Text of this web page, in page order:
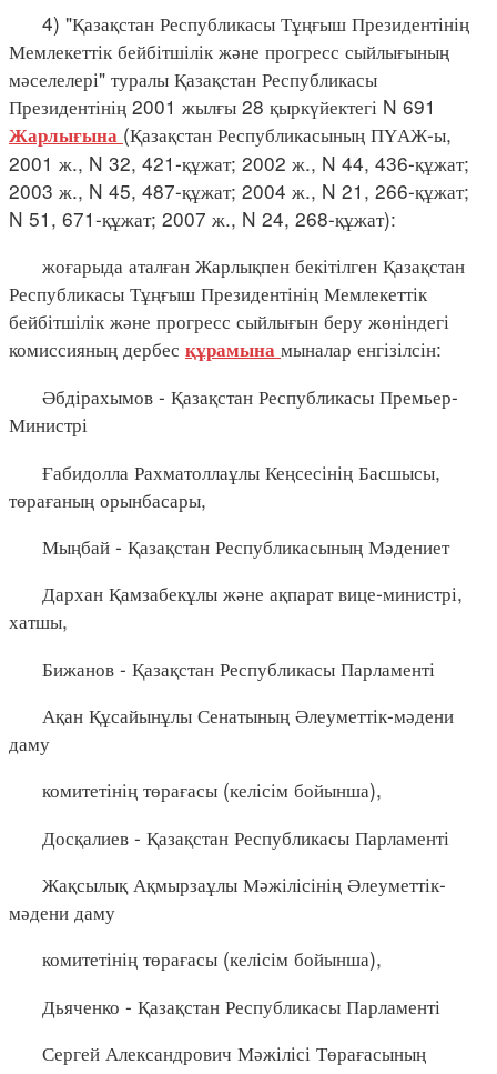
4) "Қазақстан Республикасы Тұңғыш Президентінің
Мемлекеттік бейбітшілік және прогресс сыйлығының
мәселелері" туралы Қазақстан Республикасы
Президентінің 2001 жылғы 28 қыркүйектегі N 691
Жарлығына (Қазақстан Республикасының ПҮАЖ-ы,
2001 ж., N 32, 421-құжат; 2002 ж., N 44, 436-құжат;
2003 ж., N 45, 487-құжат; 2004 ж., N 21, 266-құжат;
N 51, 671-құжат; 2007 ж., N 24, 268-құжат):
жоғарыда аталған Жарлықпен бекітілген Қазақстан
Республикасы Тұңғыш Президентінің Мемлекеттік
бейбітшілік және прогресс сыйлығын беру жөніндегі
комиссияның дербес құрамына мыналар енгізілсін:
Әбдірахымов - Қазақстан Республикасы Премьер-
Министрі
Ғабидолла Рахматоллаұлы Кеңсесінің Басшысы,
төрағаның орынбасары,
Мыңбай - Қазақстан Республикасының Мәдениет
Дархан Қамзабекұлы және ақпарат вице-министрі,
хатшы,
Бижанов - Қазақстан Республикасы Парламенті
Ақан Құсайынұлы Сенатының Әлеуметтік-мәдени
даму
комитетінің төрағасы (келісім бойынша),
Досқалиев - Қазақстан Республикасы Парламенті
Жақсылық Ақмырзаұлы Мәжілісінің Әлеуметтік-
мәдени даму
комитетінің төрағасы (келісім бойынша),
Дьяченко - Қазақстан Республикасы Парламенті
Сергей Александрович Мәжілісі Төрағасының